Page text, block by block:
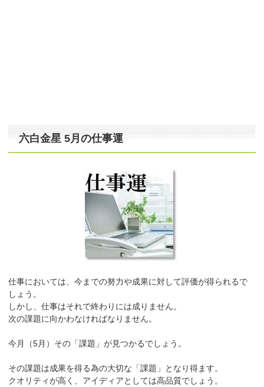
六白金星 5月の仕事運
仕事においては、今までの努力や成果に対して評価が得られるで
しょう。
しかし、仕事はそれで終わりには成りません。
次の課題に向かわなければなりません。
今月（5月）その「課題」が見つかるでしょう。
その課題は成果を得る為の大切な「課題」となり得ます。
クオリティが高く、アイディアとしては高品質でしょう。